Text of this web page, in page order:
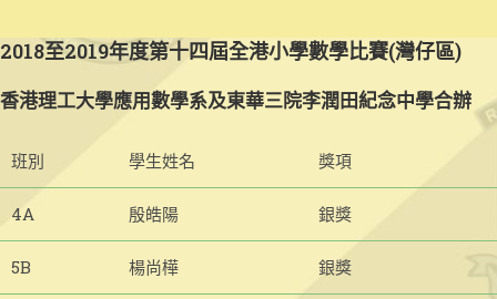
2018至2019年度第十四屆全港小學數學比賽(灣仔區)
香港理工大學應用數學系及東華三院李潤田紀念中學合辦
班別 學生姓名 獎項
4A 殷皓陽 銀獎
5B 楊尚樺 銀獎